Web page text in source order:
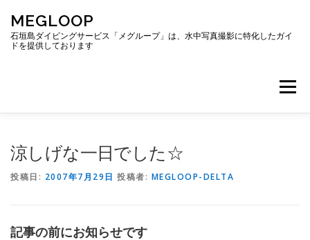
ッ
MEGLOOP
石垣島ダイビングサービス「メグループ」は、水中写真撮影に特化したガイ
ドを提供しております
メニュー
涼しげな一日でした☆
投稿日: 2007年7月29日 投稿者: MEGLOOP-DELTA
記事の前にお知らせです